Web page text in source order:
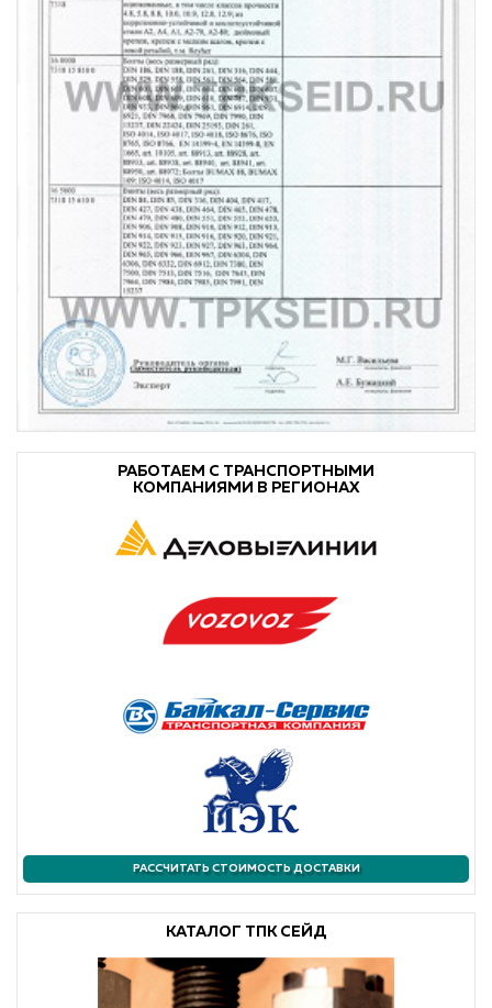
РАБОТАЕМ С ТРАНСПОРТНЫМИ
КОМПАНИЯМИ В РЕГИОНАХ
РАССЧИТАТЬ СТОИМОСТЬ ДОСТАВКИ
КАТАЛОГ ТПК СЕЙД